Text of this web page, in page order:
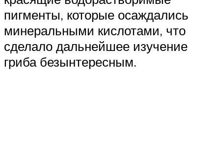
пигменты, которые осаждались
минеральными кислотами, что
сделало дальнейшее изучение
гриба безынтересным.